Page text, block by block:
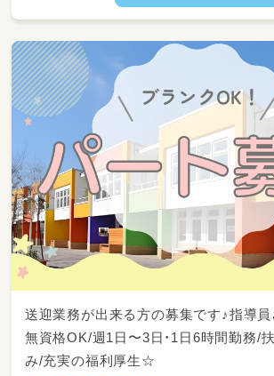
ンと見守り
有する丁寧なコミュニケーショ
・正職員さんのサポートや、明
の環境整備・お片付け
★専門的な個別支援計画の作成
支援管理責任者が行います！
日々のルーチンの中で先輩ス
丁寧にお教えしますので安心
送迎業務が出来る方の募集です♪指導
無資格OK/週1日〜3日・1日6時間勤務/
み/充実の福利厚生☆